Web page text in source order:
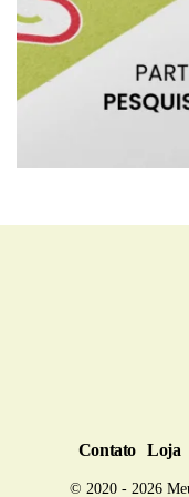
Contato Loja
© 2020 - 2026